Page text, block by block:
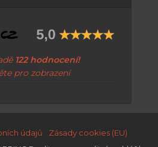
122 hodnocení!
pro zobrazení
údajů
Zásady cookies (EU)